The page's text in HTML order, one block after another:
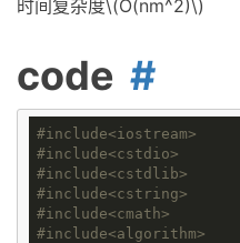
时间复杂度\(O(nm^2)\)
code
#include<iostream>
#include<cstdio>
#include<cstdlib>
#include<cstring>
#include<cmath>
#include<algorithm>